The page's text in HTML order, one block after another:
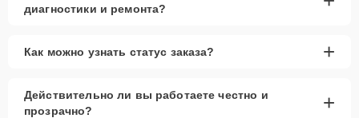
диагностики и ремонта?
Как можно узнать статус заказа? +
Действительно ли вы работаете честно и
прозрачно?
+